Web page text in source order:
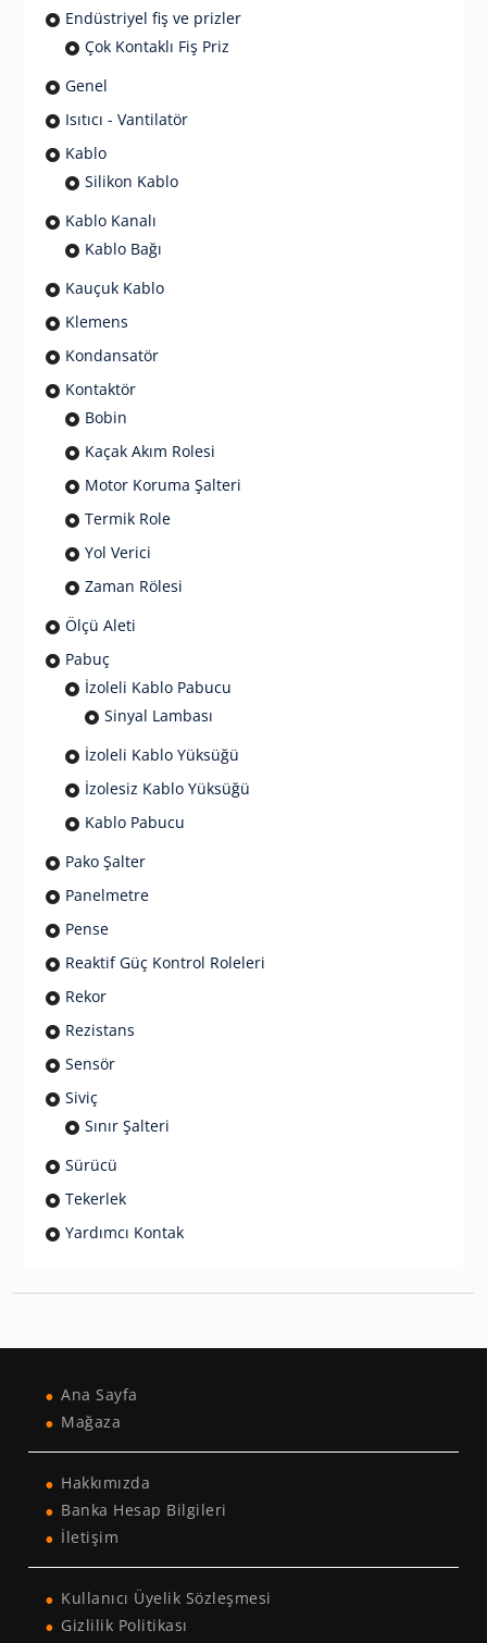
Endüstriyel fiş ve prizler
Çok Kontaklı Fiş Priz
Genel
Isıtıcı - Vantilatör
Kablo
Silikon Kablo
Kablo Kanalı
Kablo Bağı
Kauçuk Kablo
Klemens
Kondansatör
Kontaktör
Bobin
Kaçak Akım Rolesi
Motor Koruma Şalteri
Termik Role
Yol Verici
Zaman Rölesi
Ölçü Aleti
Pabuç
İzoleli Kablo Pabucu
Sinyal Lambası
İzoleli Kablo Yüksüğü
İzolesiz Kablo Yüksüğü
Kablo Pabucu
Pako Şalter
Panelmetre
Pense
Reaktif Güç Kontrol Roleleri
Rekor
Rezistans
Sensör
Siviç
Sınır Şalteri
Sürücü
Tekerlek
Yardımcı Kontak
Ana Sayfa
Mağaza
Hakkımızda
Banka Hesap Bilgileri
İletişim
Kullanıcı Üyelik Sözleşmesi
Gizlilik Politikası